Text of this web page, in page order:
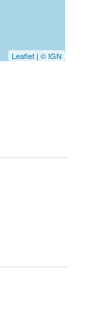
Leaflet | © IGN